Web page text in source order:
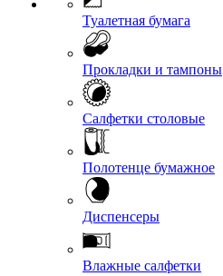
Туалетная бумага
Прокладки и тампоны
Салфетки столовые
Полотенце бумажное
Диспенсеры
Влажные салфетки